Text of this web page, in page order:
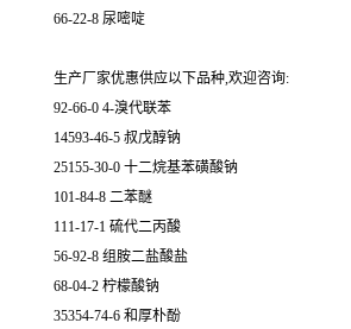
66-22-8 尿嘧啶
生产厂家优惠供应以下品种,欢迎咨询:
92-66-0 4-溴代联苯
14593-46-5 叔戊醇钠
25155-30-0 十二烷基苯磺酸钠
101-84-8 二苯醚
111-17-1 硫代二丙酸
56-92-8 组胺二盐酸盐
68-04-2 柠檬酸钠
35354-74-6 和厚朴酚